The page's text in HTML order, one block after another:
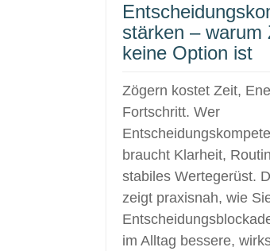
stärken – warum
keine Option ist
Zögern kostet Zeit,
Fortschritt. Wer
braucht Klarheit,
stabiles Wertegerüst.
zeigt praxisnah, wie
im Alltag bessere,